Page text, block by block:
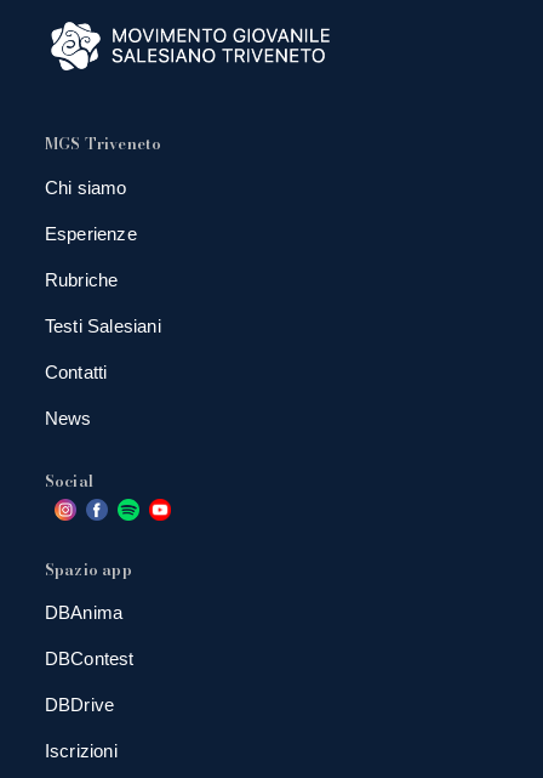
MGS Triveneto
Chi siamo
Esperienze
Rubriche
Testi Salesiani
Contatti
News
Social
Spazio app
DBAnima
DBContest
DBDrive
Iscrizioni